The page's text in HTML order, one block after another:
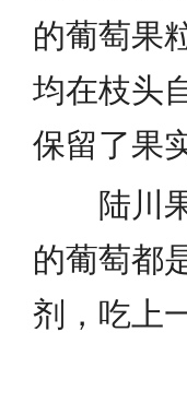
的葡萄果
均在枝头
保留了果
陆川
的葡萄都
剂，吃上